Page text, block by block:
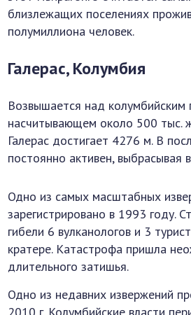
близлежащих поселениях
полумиллиона человек.
Галерас, Колумбия
Возвышается над
насчитывающем около 500 тыс.
Галерас достигает 4276 м. В
постоянно активен, выбрасывая
Одно из самых масштабных
зарегистрировано в 1993 году.
гибели 6 вулканологов и 3
кратере. Катастрофа пришла
длительного затишья.
Одно из недавних извержений
2010 г. Колумбийские власти